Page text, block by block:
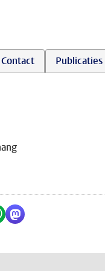
Contact Publicaties
op LinkedIn
via WhatsApp
Delen via Mastodon